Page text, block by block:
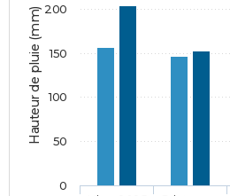
Hauteur de pluie (mm)
0
50
100
150
200